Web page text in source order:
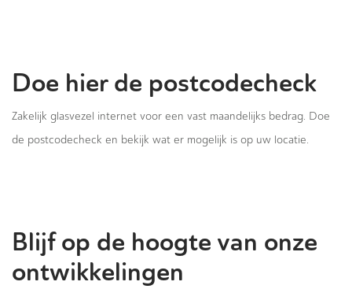
Doe hier de postcodecheck
Zakelijk glasvezel internet voor een vast maandelijks bedrag. Doe
de postcodecheck en bekijk wat er mogelijk is op uw locatie.
Blijf op de hoogte van onze
ontwikkelingen